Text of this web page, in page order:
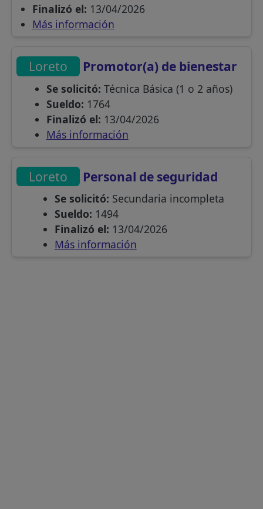
Finalizó el: 13/04/2026
Más información
Loreto Promotor(a) de bienestar
Se solicitó: Técnica Básica (1 o 2 años)
Sueldo: 1764
Finalizó el: 13/04/2026
Más información
Loreto Personal de seguridad
Se solicitó: Secundaria incompleta
Sueldo: 1494
Finalizó el: 13/04/2026
Más información